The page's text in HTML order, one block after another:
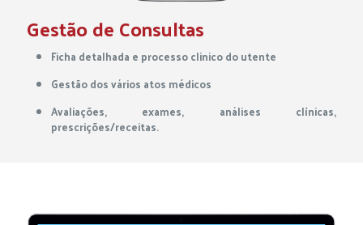
Gestão de Consultas
Ficha detalhada e processo clinico do utente
Gestão dos vários atos médicos
Avaliações, exames, análises clínicas,
prescrições/receitas.